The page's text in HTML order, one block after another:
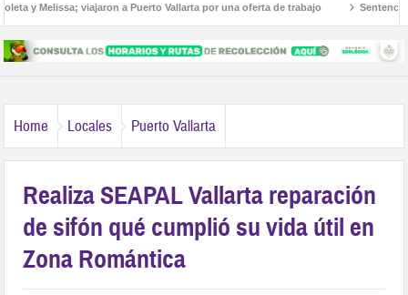
y Melissa; viajaron a Puerto Vallarta por una oferta de trabajo Sentencian
Home Locales Puerto Vallarta
Realiza SEAPAL Vallarta reparación
de sifón qué cumplió su vida útil en
Zona Romántica